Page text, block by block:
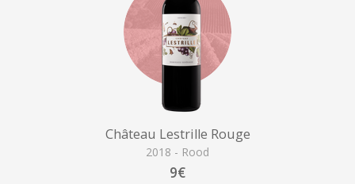
Château Lestrille Rouge
2018 - Rood
9€